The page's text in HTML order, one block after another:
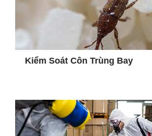
Kiểm Soát Côn Trùng Bay